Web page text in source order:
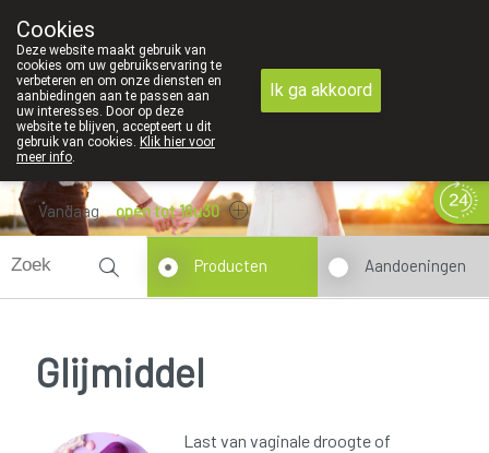
Vandaag open tot 18u30
Producten Aandoeningen
Glijmiddel
Last van vaginale droogte of
Cookies
Deze website maakt gebruik van
cookies om uw gebruikservaring te
verbeteren en om onze diensten en
aanbiedingen aan te passen aan
uw interesses. Door op deze
website te blijven, accepteert u dit
gebruik van cookies. Klik hier voor
meer info.
Ik ga akkoord